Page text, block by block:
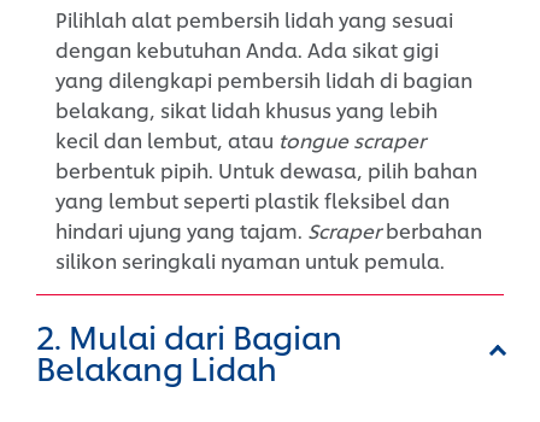
Pilihlah alat pembersih lidah yang sesuai
dengan kebutuhan Anda. Ada sikat gigi
yang dilengkapi pembersih lidah di bagian
belakang, sikat lidah khusus yang lebih
kecil dan lembut, atau tongue scraper
berbentuk pipih. Untuk dewasa, pilih bahan
yang lembut seperti plastik fleksibel dan
hindari ujung yang tajam. Scraperberbahan
silikon seringkali nyaman untuk pemula.
2. Mulai dari Bagian
Belakang Lidah